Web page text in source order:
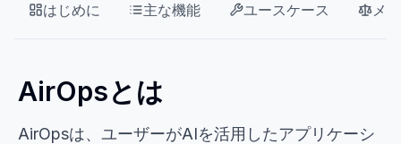
はじめに 主な機能 ユースケース メ
AirOpsとは
AirOpsは、ユーザーがAIを活用したアプリケーシ